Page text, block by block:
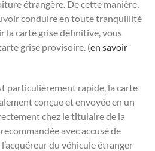
étrangère. De cette manière,
conduire en toute tranquillité
la carte grise définitive, vous
grise provisoire. (en savoir
particulièrement rapide, la carte
conçue et envoyée en un
chez le titulaire de la
avec accusé de
du véhicule étranger